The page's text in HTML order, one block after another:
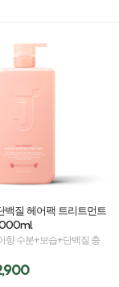
백질 헤어팩 트리트먼트
향 수분+보습+단백질 충